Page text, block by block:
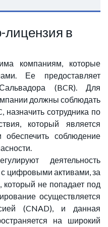
лицензия в
компаниям, которые
Ее предоставляет
(BCR). Для
должны соблюдать
назначить сотрудника по
который является
соблюдение
деятельность
цифровыми активами, за
который не попадает под
осуществляется
(CNAD), и данная
на широкий